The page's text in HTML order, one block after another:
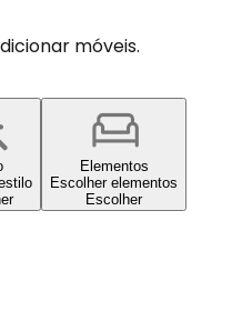
móveis.
Elementos
Escolher elementos
Escolher